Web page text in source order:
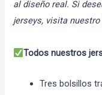
al diseño real. Si
jerseys, visita
Todos nuestros
Tres bolsillos